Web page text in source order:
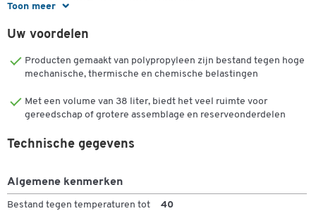
Toon meer
inhoud: 38 l
tussenschotje
Uw voordelen
Producten gemaakt van polypropyleen zijn bestand tegen hoge
mechanische, thermische en chemische belastingen
Met een volume van 38 liter, biedt het veel ruimte voor
gereedschap of grotere assemblage en reserveonderdelen
Technische gegevens
Algemene kenmerken
Bestand tegen temperaturen tot
40